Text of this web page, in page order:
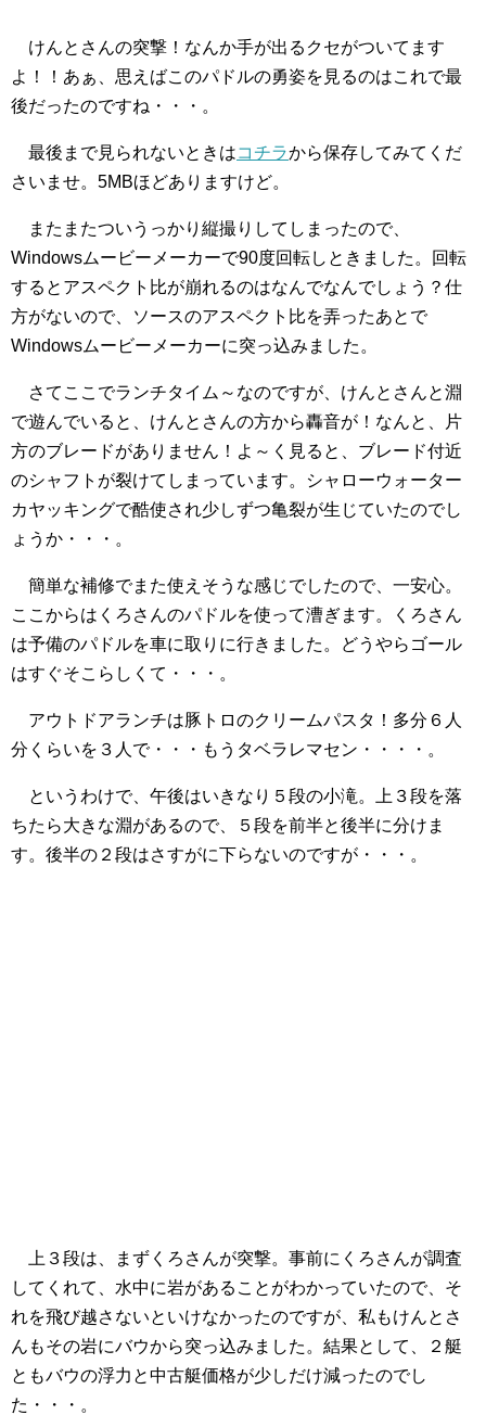
けんとさんの突撃！なんか手が出るクセがついてます
よ！！あぁ、思えばこのパドルの勇姿を見るのはこれで最
後だったのですね・・・。
最後まで見られないときはコチラから保存してみてくだ
さいませ。5MBほどありますけど。
またまたついうっかり縦撮りしてしまったので、
Windowsムービーメーカーで90度回転しときました。回転
するとアスペクト比が崩れるのはなんでなんでしょう？仕
方がないので、ソースのアスペクト比を弄ったあとで
Windowsムービーメーカーに突っ込みました。
さてここでランチタイム～なのですが、けんとさんと淵
で遊んでいると、けんとさんの方から轟音が！なんと、片
方のブレードがありません！よ～く見ると、ブレード付近
のシャフトが裂けてしまっています。シャローウォーター
カヤッキングで酷使され少しずつ亀裂が生じていたのでし
ょうか・・・。
簡単な補修でまた使えそうな感じでしたので、一安心。
ここからはくろさんのパドルを使って漕ぎます。くろさん
は予備のパドルを車に取りに行きました。どうやらゴール
はすぐそこらしくて・・・。
アウトドアランチは豚トロのクリームパスタ！多分６人
分くらいを３人で・・・もうタベラレマセン・・・・。
というわけで、午後はいきなり５段の小滝。上３段を落
ちたら大きな淵があるので、５段を前半と後半に分けま
す。後半の２段はさすがに下らないのですが・・・。
上３段は、まずくろさんが突撃。事前にくろさんが調査
してくれて、水中に岩があることがわかっていたので、そ
れを飛び越さないといけなかったのですが、私もけんとさ
んもその岩にバウから突っ込みました。結果として、２艇
ともバウの浮力と中古艇価格が少しだけ減ったのでし
た・・・。